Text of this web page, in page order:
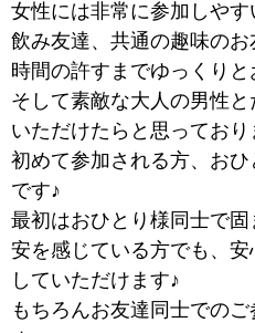
女性には非常に参加しや
飲み友達、共通の趣味の
時間の許すまでゆっくりと
そして素敵な大人の男性
いただけたらと思っており
初めて参加される方、お
です♪
最初はおひとり様同士で
安を感じている方でも、
していただけます♪
もちろんお友達同士での